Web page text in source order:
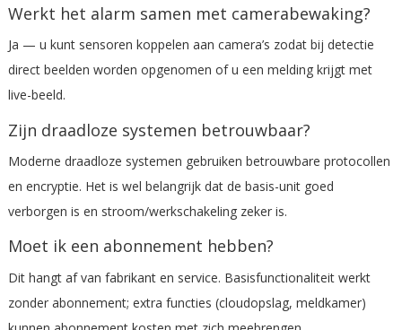
Werkt het alarm samen met camerabewaking?
Ja — u kunt sensoren koppelen aan camera’s zodat bij detectie
direct beelden worden opgenomen of u een melding krijgt met
live-beeld.
Zijn draadloze systemen betrouwbaar?
Moderne draadloze systemen gebruiken betrouwbare protocollen
en encryptie. Het is wel belangrijk dat de basis-unit goed
verborgen is en stroom/werkschakeling zeker is.
Moet ik een abonnement hebben?
Dit hangt af van fabrikant en service. Basisfunctionaliteit werkt
zonder abonnement; extra functies (cloudopslag, meldkamer)